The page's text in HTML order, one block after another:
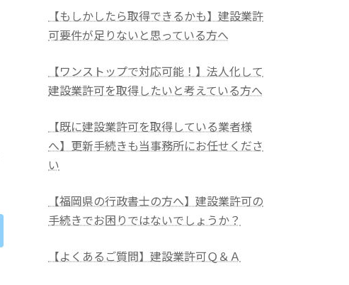
【もしかしたら取得できるかも】建設業許
可要件が足りないと思っている方へ
【ワンストップで対応可能！】法人化して
建設業許可を取得したいと考えている方へ
【既に建設業許可を取得している業者様
へ】更新手続きも当事務所にお任せくださ
い
【福岡県の行政書士の方へ】建設業許可の
手続きでお困りではないでしょうか？
【よくあるご質問】建設業許可Ｑ＆Ａ